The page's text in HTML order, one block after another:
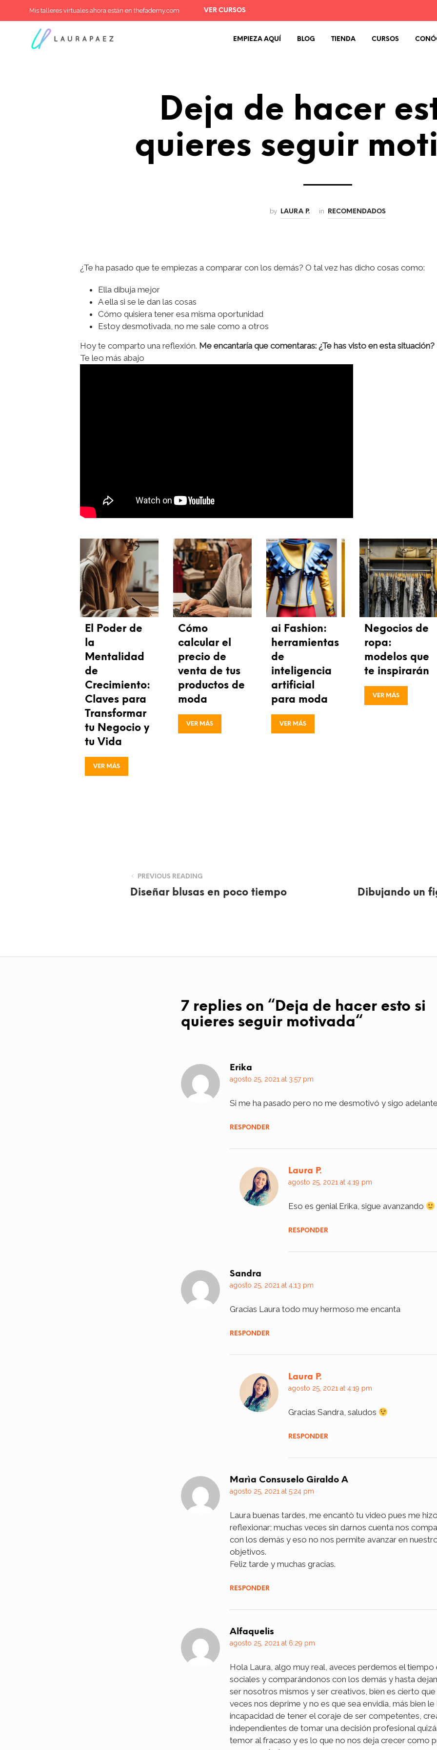
Mis talleres virtuales ahora están en thefademy.com VER CURSOS
EMPIEZA AQUÍ BLOG TIENDA CURSOS
Deja de hacer
quieres seguir
by LAURA P. in RECOMENDADOS
¿Te ha pasado que te empiezas a comparar con los demás? O tal vez has dicho cosas como:
Ella dibuja mejor
A ella si se le dan las cosas
Cómo quisiera tener esa misma oportunidad
Estoy desmotivada, no me sale como a otros
Hoy te comparto una reflexión. Me encantaría que comentaras: ¿Te has visto en esta situación?
Te leo más abajo
El Poder de
la
Mentalidad
de
Crecimiento:
Claves para
Transformar
tu Negocio y
tu Vida
VER MÁS
Cómo
calcular el
precio de
venta de tus
productos de
moda
VER MÁS
ai Fashion:
herramientas
de
inteligencia
artificial
para moda
VER MÁS
Negocios de
ropa:
modelos que
te inspirarán
VER MÁS
PREVIOUS READING
Diseñar blusas en poco tiempo Dibujando un
7 replies on “Deja de hacer esto si
quieres seguir motivada“
Erika
agosto 25, 2021 at 3:57 pm
Si me ha pasado pero no me desmotivó y sigo
RESPONDER
Laura P.
agosto 25, 2021 at 4:19 pm
Eso es genial Erika, sigue avanzando
RESPONDER
Sandra
agosto 25, 2021 at 4:13 pm
Gracias Laura todo muy hermoso me encanta
RESPONDER
Laura P.
agosto 25, 2021 at 4:19 pm
Gracias Sandra, saludos
RESPONDER
Marìa Consuselo Giraldo A
agosto 25, 2021 at 5:24 pm
Laura buenas tardes, me encantò tu video pues me
reflexionar; muchas veces sin darnos cuenta nos
con los demàs y eso no nos permite avanzar en
objetivos.
Feliz tarde y muchas gracias.
RESPONDER
Alfaquelis
agosto 25, 2021 at 6:29 pm
Hola Laura, algo muy real, aveces perdemos el tiempo
sociales y comparándonos con los demás y hasta
ser nosotros mismos y ser creativos, bien es cierto
veces nos deprime y no es que sea envidia, más bien le
incapacidad de tener el coraje de ser competentes,
independientes de tomar una decisión profesional
temor al fracaso y es lo que no nos deja crecer como